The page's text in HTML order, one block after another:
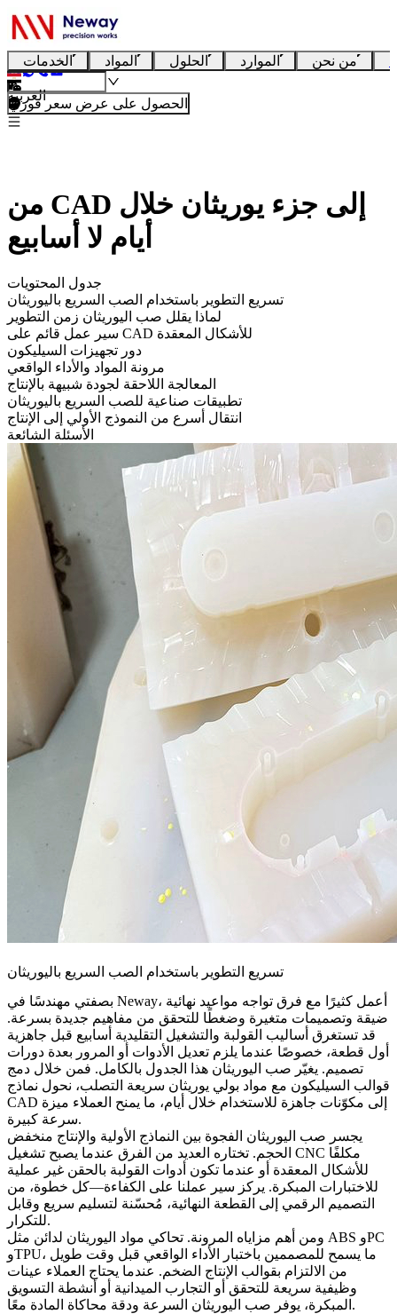
الخدمات المواد الحلول الموارد من نحن
العربية
الحصول على عرض سعر فوري
من CAD إلى جزء يوريثان خلال
أيام لا أسابيع
جدول المحتويات
تسريع التطوير باستخدام الصب السريع باليوريثان
لماذا يقلل صب اليوريثان زمن التطوير
سير عمل قائم على CAD للأشكال المعقدة
دور تجهيزات السيليكون
مرونة المواد والأداء الواقعي
المعالجة اللاحقة لجودة شبيهة بالإنتاج
تطبيقات صناعية للصب السريع باليوريثان
انتقال أسرع من النموذج الأولي إلى الإنتاج
الأسئلة الشائعة
تسريع التطوير باستخدام الصب السريع باليوريثان
بصفتي مهندسًا في Neway، أعمل كثيرًا مع فرق تواجه مواعيد نهائية
ضيقة وتصميمات متغيرة وضغطًا للتحقق من مفاهيم جديدة بسرعة.
قد تستغرق أساليب القولبة والتشغيل التقليدية أسابيع قبل جاهزية
أول قطعة، خصوصًا عندما يلزم تعديل الأدوات أو المرور بعدة دورات
تصميم. يغيّر صب اليوريثان هذا الجدول بالكامل. فمن خلال دمج
قوالب السيليكون مع مواد بولي يوريثان سريعة التصلب، نحول نماذج
CAD إلى مكوّنات جاهزة للاستخدام خلال أيام، ما يمنح العملاء ميزة
سرعة كبيرة.
يجسر صب اليوريثان الفجوة بين النماذج الأولية والإنتاج منخفض
الحجم. تختاره العديد من الفرق عندما يصبح تشغيل CNC مكلفًا
للأشكال المعقدة أو عندما تكون أدوات القولبة بالحقن غير عملية
للاختبارات المبكرة. يركز سير عملنا على الكفاءة—كل خطوة، من
التصميم الرقمي إلى القطعة النهائية، مُحسّنة لتسليم سريع وقابل
للتكرار.
ومن أهم مزاياه المرونة. تحاكي مواد اليوريثان لدائن مثل ABS وPC
وTPU، ما يسمح للمصممين باختبار الأداء الواقعي قبل وقت طويل
من الالتزام بقوالب الإنتاج الضخم. عندما يحتاج العملاء عينات
وظيفية سريعة للتحقق أو التجارب الميدانية أو أنشطة التسويق
المبكرة، يوفر صب اليوريثان السرعة ودقة محاكاة المادة معًا.